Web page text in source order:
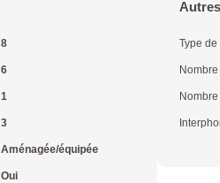
8
6
1
3
Aménagée/équipée
Oui
Autres
Type